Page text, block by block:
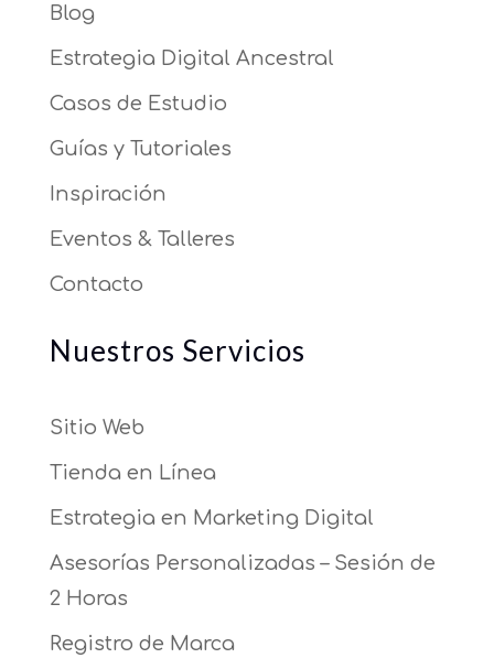
Blog
Estrategia Digital Ancestral
Casos de Estudio
Guías y Tutoriales
Inspiración
Eventos & Talleres
Contacto
Nuestros Servicios
Sitio Web
Tienda en Línea
Estrategia en Marketing Digital
Asesorías Personalizadas – Sesión de
2 Horas
Registro de Marca